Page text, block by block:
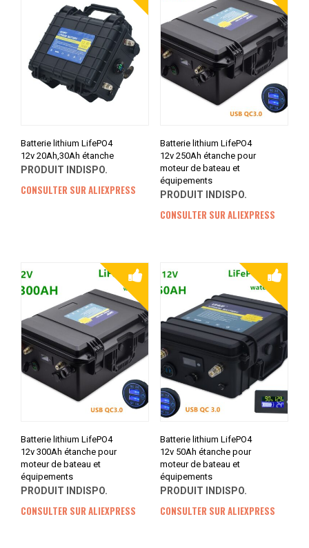
Batterie lithium LifePO4
12v 20Ah,30Ah étanche
PRODUIT INDISPO.
CONSULTER SUR ALIEXPRESS
Batterie lithium LifePO4
12v 250Ah étanche pour
moteur de bateau et
équipements
PRODUIT INDISPO.
CONSULTER SUR ALIEXPRESS
Batterie lithium LifePO4
12v 300Ah étanche pour
moteur de bateau et
équipements
PRODUIT INDISPO.
CONSULTER SUR ALIEXPRESS
Batterie lithium LifePO4
12v 50Ah étanche pour
moteur de bateau et
équipements
PRODUIT INDISPO.
CONSULTER SUR ALIEXPRESS